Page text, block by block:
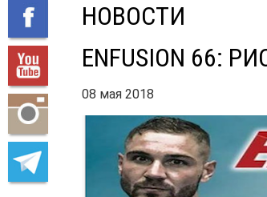
НОВОСТИ
ENFUSION 66:
08 мая 2018